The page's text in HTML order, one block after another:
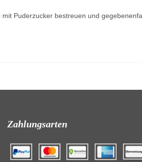
Puderzucker bestreuen und
Zahlungsarten